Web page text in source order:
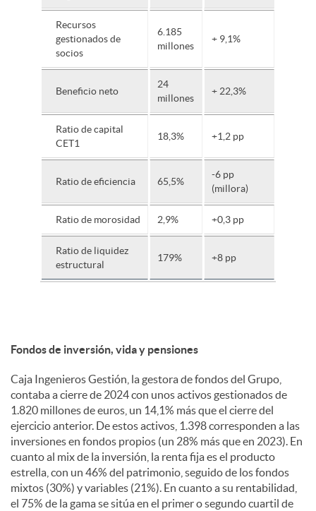
Recursos
gestionados de
socios
6.185
millones
+ 9,1%
Beneficio neto
24
millones
+ 22,3%
Ratio de capital
CET1
18,3% +1,2 pp
Ratio de eficiencia 65,5%
-6 pp
(millora)
Ratio de morosidad 2,9% +0,3 pp
Ratio de liquidez
estructural
179% +8 pp
Fondos de inversión, vida y pensiones
Caja Ingenieros Gestión, la gestora de fondos del Grupo,
contaba a cierre de 2024 con unos activos gestionados de
1.820 millones de euros, un 14,1% más que el cierre del
ejercicio anterior. De estos activos, 1.398 corresponden a las
inversiones en fondos propios (un 28% más que en 2023). En
cuanto al mix de la inversión, la renta fija es el producto
estrella, con un 46% del patrimonio, seguido de los fondos
mixtos (30%) y variables (21%). En cuanto a su rentabilidad,
el 75% de la gama se sitúa en el primer o segundo cuartil de